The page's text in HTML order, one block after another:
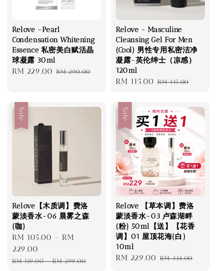
Relove -Pearl
Condensation Whitening
Essence 私密美白赋活晶
球凝露 30ml
Sale
RM 229.00 Regular
RM 290.00
Relove - Masculine
Cleansing Gel For Men
(Cool) 男性专用私密洁净
凝露-英伦绅士（凉感）
120ml
Sale
RM 115.00 Regular
RM 135.00
Sale
Relove【木质调】费洛
蒙淡香水-06 晨雾之森
(咖)
Sale
price
RM 105.00 - RM
229.00
Regular
RM 139.00-RM 299.00
Sale
Relove 【草本调】费洛
蒙淡香水-03 卢森湖畔
(粉) 50ml【送】【花香
调】01 屋顶花海(白)
10ml
Sale
RM 229.00 Regular
RM 334.00